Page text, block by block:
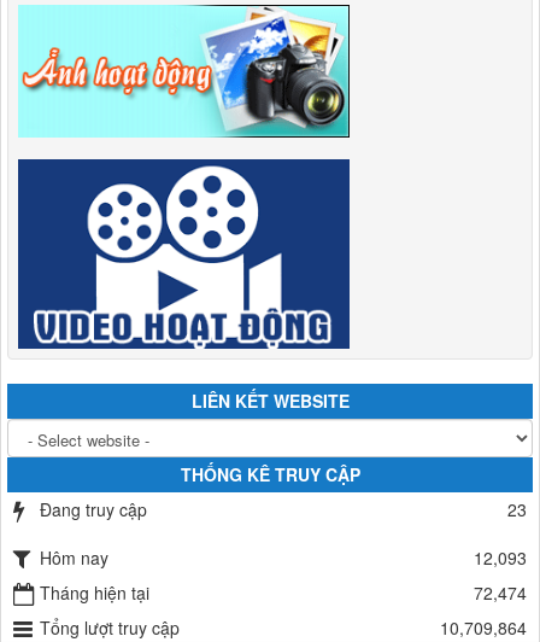
LIÊN KẾT WEBSITE
THỐNG KÊ TRUY CẬP
Đang truy cập
23
Hôm nay
12,093
Tháng hiện tại
72,474
Tổng lượt truy cập
10,709,864